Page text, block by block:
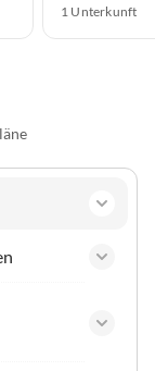
1 Unterkunft